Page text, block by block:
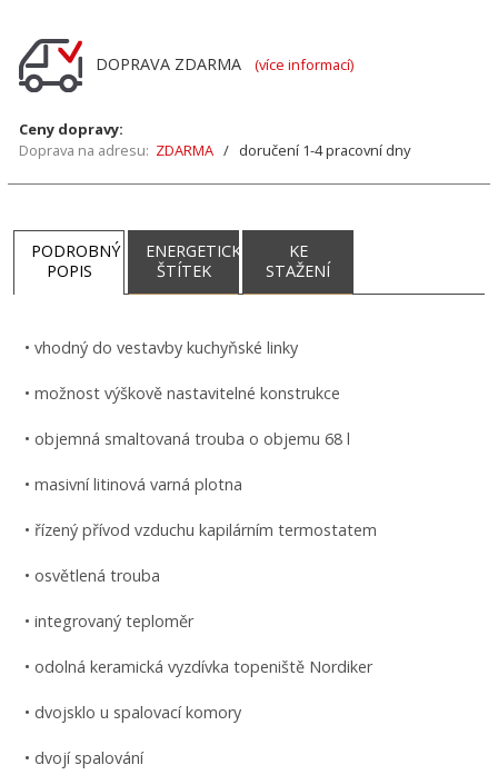
DOPRAVA ZDARMA (více informací)
Ceny dopravy:
Doprava na adresu: ZDARMA / doručení 1-4 pracovní dny
PODROBNÝ
POPIS
ENERGETICKÝ
ŠTÍTEK
KE
STAŽENÍ
• vhodný do vestavby kuchyňské linky
• možnost výškově nastavitelné konstrukce
• objemná smaltovaná trouba o objemu 68 l
• masivní litinová varná plotna
• řízený přívod vzduchu kapilárním termostatem
• osvětlená trouba
• integrovaný teploměr
• odolná keramická vyzdívka topeniště Nordiker
• dvojsklo u spalovací komory
• dvojí spalování